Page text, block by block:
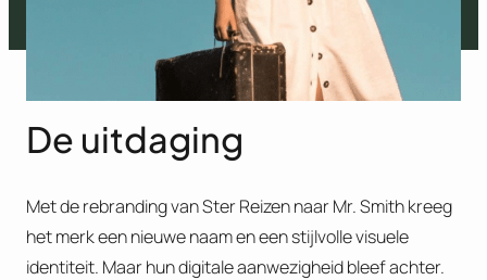
De uitdaging
Met de rebranding van Ster Reizen naar Mr. Smith kreeg
het merk een nieuwe naam en een stijlvolle visuele
identiteit. Maar hun digitale aanwezigheid bleef achter.